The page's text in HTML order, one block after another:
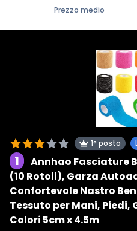
Prezzo medio
1° posto
1
Annhao Fasciature
(10 Rotoli), Garza
Confortevole Nastro
Tessuto per Mani, Piedi,
Colori 5cm x 4.5m